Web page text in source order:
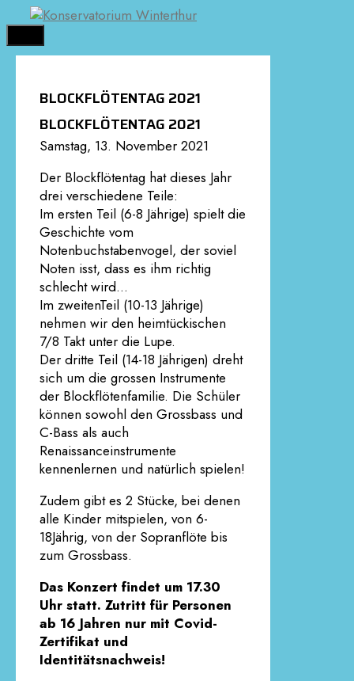
Springe
zum
Inhalt
BLOCKFLÖTENTAG 2021
BLOCKFLÖTENTAG 2021
Samstag, 13. November 2021
Der Blockflötentag hat dieses Jahr
drei verschiedene Teile:
Im ersten Teil (6-8 Jährige) spielt die
Geschichte vom
Notenbuchstabenvogel, der soviel
Noten isst, dass es ihm richtig
schlecht wird…
Im zweitenTeil (10-13 Jährige)
nehmen wir den heimtückischen
7/8 Takt unter die Lupe.
Der dritte Teil (14-18 Jährigen) dreht
sich um die grossen Instrumente
der Blockflötenfamilie. Die Schüler
können sowohl den Grossbass und
C-Bass als auch
Renaissanceinstrumente
kennenlernen und natürlich spielen!
Zudem gibt es 2 Stücke, bei denen
alle Kinder mitspielen, von 6-
18Jährig, von der Sopranflöte bis
zum Grossbass.
Das Konzert findet um 17.30
Uhr statt. Zutritt für Personen
ab 16 Jahren nur mit Covid-
Zertifikat und
Identitätsnachweis!